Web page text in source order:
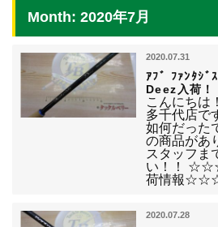
Month: 2020年7月
2020.07.31
ｱﾌﾞ ﾌｧﾝﾀｼﾞ
Deez入荷！
こんにちは
多千代店で
如何だった
の商品があ
スタッフま
い！！
荷情報
2020.07.28